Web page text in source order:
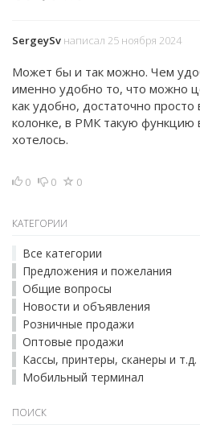
SergeySv написал 25 ноября 2024
Может бы и так можно. Чем
именно удобно то, что можно
как удобно, достаточно
колонке, в РМК такую функцию
хотелось.
0 0 0
КАТЕГОРИИ
Все категории
Предложения и пожелания
Общие вопросы
Новости и объявления
Розничные продажи
Оптовые продажи
Кассы, принтеры, сканеры и т.д.
Мобильный терминал
ПОИСК